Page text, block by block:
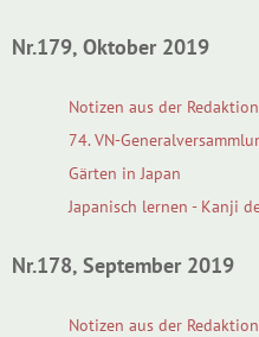
Nr.179, Oktober 2019
Notizen aus der Redaktion
74. VN-
Gärten in Japan
Japanisch lernen - Kanji
Nr.178, September 2019
Notizen aus der Redaktion